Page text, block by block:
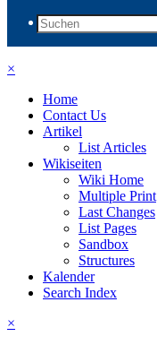
×
Home
Contact Us
Artikel
List Articles
Wikiseiten
Wiki Home
Multiple Print
Last Changes
List Pages
Sandbox
Structures
Kalender
Search Index
×